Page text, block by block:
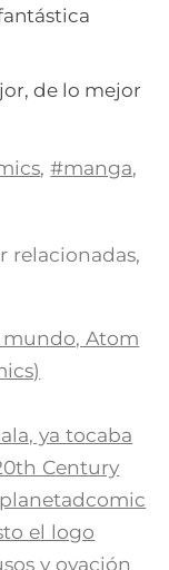
de lo mejor
,#manga,
relacionadas,
mundo, Atom
ya tocaba
Century
el logo
y ovación